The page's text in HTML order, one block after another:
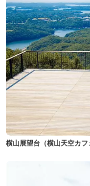
横山展望台（横山天空カフ